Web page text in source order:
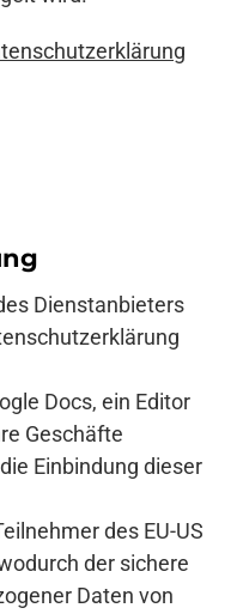
Dienstanbieters
Docs, ein Editor
Geschäfte
Einbindung dieser
des EU-US
der sichere
Daten von